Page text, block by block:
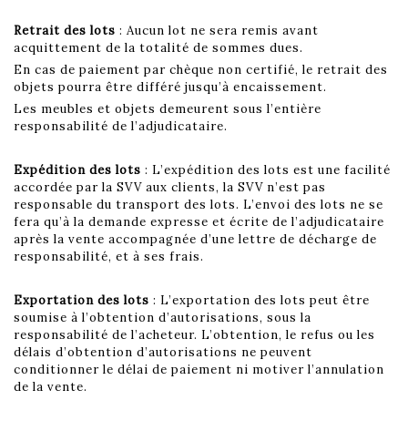
Retrait des lots : Aucun lot ne sera remis avant
acquittement de la totalité de sommes dues.
En cas de paiement par chèque non certifié, le retrait des
objets pourra être différé jusqu’à encaissement.
Les meubles et objets demeurent sous l’entière
responsabilité de l’adjudicataire.
Expédition des lots : L’expédition des lots est une facilité
accordée par la SVV aux clients, la SVV n’est pas
responsable du transport des lots. L’envoi des lots ne se
fera qu’à la demande expresse et écrite de l’adjudicataire
après la vente accompagnée d’une lettre de décharge de
responsabilité, et à ses frais.
Exportation des lots : L’exportation des lots peut être
soumise à l’obtention d’autorisations, sous la
responsabilité de l’acheteur. L’obtention, le refus ou les
délais d’obtention d’autorisations ne peuvent
conditionner le délai de paiement ni motiver l’annulation
de la vente.